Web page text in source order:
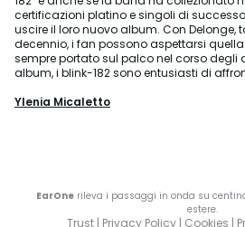
certificazioni platino e singoli di
uscire il loro nuovo album. Con Delonge,
decennio, i fan possono aspettarsi
sempre portato sul palco nel corso degli
album, i blink-182 sono entusiasti di
Ylenia Micaletto
EarOne rileva i passaggi in onda su
estere.
Trust | Privacy Policy | Cookies |